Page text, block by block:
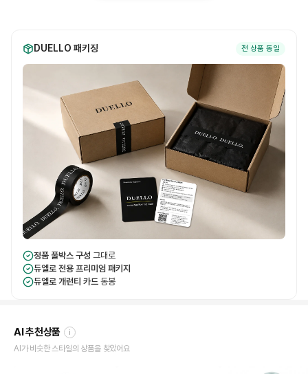
DUELLO 패키징 전 상품 동일
정품 풀박스 구성 그대로
듀엘로 전용 프리미엄 패키지
듀엘로 개런티 카드 동봉
AI 추천상품 i
AI가 비슷한 스타일의 상품을 찾았어요